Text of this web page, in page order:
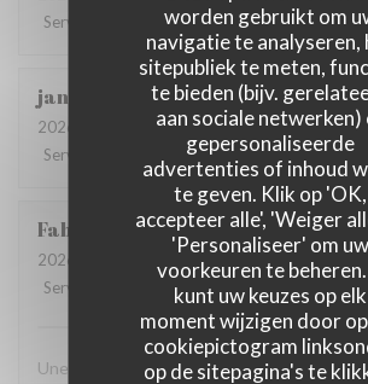
worden gebruikt om
navigatie te analyseren,
sitepubliek te meten,
te bieden (bijv.
aan sociale netwerken)
gepersonaliseerde
advertenties of inhoud
te geven. Klik op 'OK,
accepteer alle', 'Weiger
'Personaliseer' om uw
voorkeuren te
kunt uw keuzes op elk
moment wijzigen door
cookiepictogram
op de sitepagina's te
Service
Atmosfeer:4/5 Keuken: 4/5
jan
2026-07-28
- 19:30 - Gasten 2
Service
Atmosfeer:3/5 Keuken:3/5
Fabrice
2026-07-19
- 12:00 - Gasten 3
Service
Atmosfeer
Une table sympathique avec son